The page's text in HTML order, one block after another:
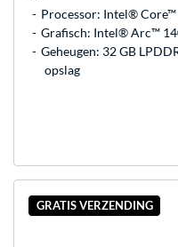
Processor: Intel®
Grafisch: Intel® Arc™
Geheugen: 32 GB
opslag
GRATIS VERZENDING